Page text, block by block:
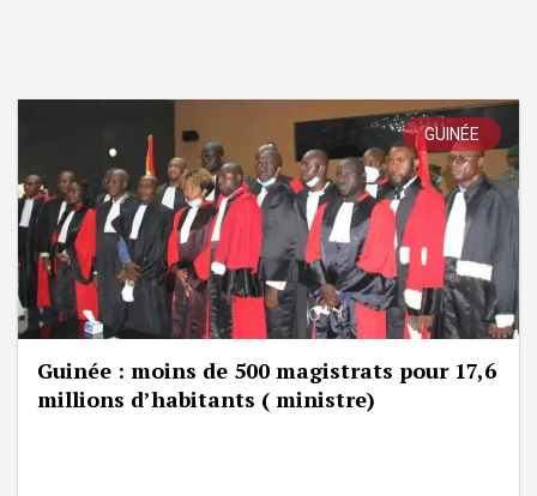
GUINÉE
Guinée : moins de 500 magistrats pour 17,6
millions d’habitants ( ministre)